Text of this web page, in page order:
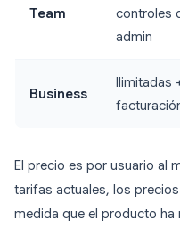
Team
controles
admin
Business
Ilimitadas
El precio es por usuario al
tarifas actuales, los
medida que el producto ha